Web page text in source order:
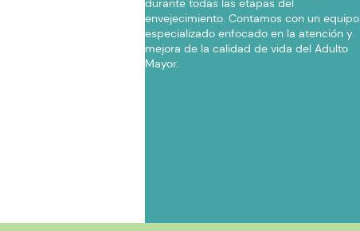
durante todas las etapas del
envejecimiento. Contamos con un equipo
especializado enfocado en la atención y
mejora de la calidad de vida del Adulto
Mayor.